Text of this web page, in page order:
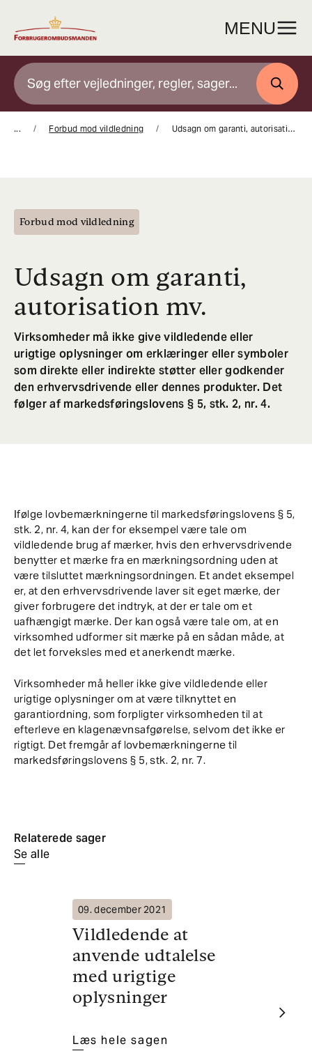
indhold
MENU
SØG
... Forbud mod vildledning Udsagn om garanti, autorisation mv.
Forbud mod vildledning
Udsagn om garanti,
autorisation mv.
Virksomheder må ikke give vildledende eller
urigtige oplysninger om erklæringer eller symboler
som direkte eller indirekte støtter eller godkender
den erhvervsdrivende eller dennes produkter. Det
følger af markedsføringslovens § 5, stk. 2, nr. 4.
Ifølge lovbemærkningerne til markedsføringslovens § 5,
stk. 2, nr. 4, kan der for eksempel være tale om
vildledende brug af mærker, hvis den erhvervsdrivende
benytter et mærke fra en mærkningsordning uden at
være tilsluttet mærkningsordningen. Et andet eksempel
er, at den erhvervsdrivende laver sit eget mærke, der
giver forbrugere det indtryk, at der er tale om et
uafhængigt mærke. Der kan også være tale om, at en
virksomhed udformer sit mærke på en sådan måde, at
det let forveksles med et anerkendt mærke.
Virksomheder må heller ikke give vildledende eller
urigtige oplysninger om at være tilknyttet en
garantiordning, som forpligter virksomheden til at
efterleve en klagenævnsafgørelse, selvom det ikke er
rigtigt. Det fremgår af lovbemærkningerne til
markedsføringslovens § 5, stk. 2, nr. 7.
Relaterede sager
Se alle
09. december 2021
Vildledende at
anvende udtalelse
med urigtige
oplysninger
Læs hele sagen